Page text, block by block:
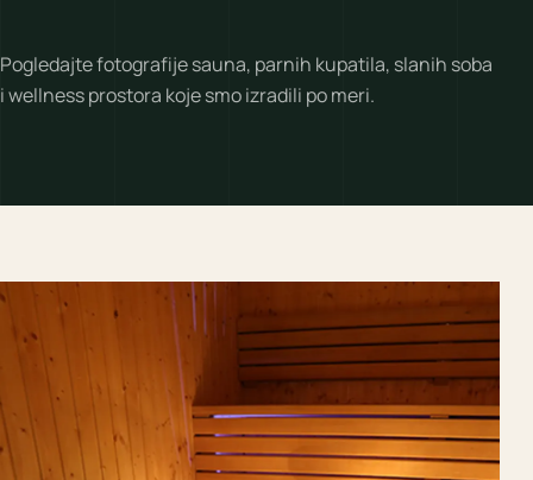
Pogledajte fotografije sauna, parnih kupatila, slanih soba
i wellness prostora koje smo izradili po meri.